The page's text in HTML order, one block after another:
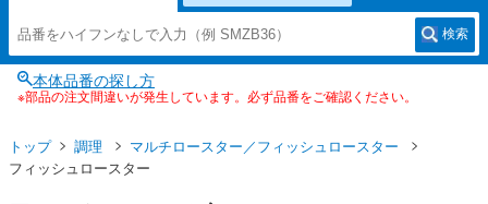
検索
本体品番の探し方
※部品の注文間違いが発生しています。必ず品番をご確認ください。
トップ 調理
マルチロースター／フィッシュロースター
フィッシュロースター